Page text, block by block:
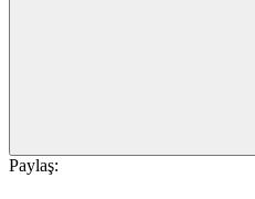
Paylaş: